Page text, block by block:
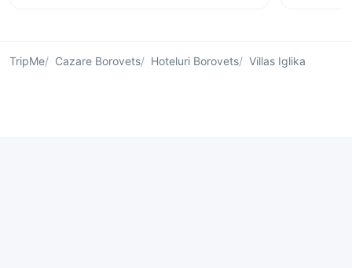
TripMe Cazare Borovets Hoteluri Borovets Villas Iglika